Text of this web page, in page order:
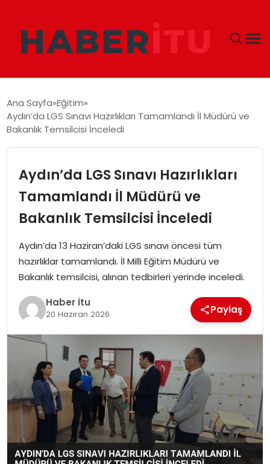
DÜNYA
SIYASET
TEKNOLOJI
EĞITIM
MAGAZIN
SPOR
YAŞAM
Ana Sayfa Eğitim
Aydın’da LGS Sınavı Hazırlıkları Tamamlandı İl Müdürü ve
Bakanlık Temsilcisi İnceledi
Aydın’da LGS Sınavı Hazırlıkları
Tamamlandı İl Müdürü ve
Bakanlık Temsilcisi İnceledi
Aydın’da 13 Haziran’daki LGS sınavı öncesi tüm
hazırlıklar tamamlandı. İl Milli Eğitim Müdürü ve
Bakanlık temsilcisi, alınan tedbirleri yerinde inceledi.
Haber İtu
20 Haziran 2026 Paylaş